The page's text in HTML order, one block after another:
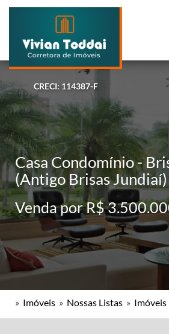
CRECI: 114387-F
Casa Condomínio -
(Antigo Brisas Jundiaí)
Venda por R$
» Imóveis » Nossas Listas » Imóveis